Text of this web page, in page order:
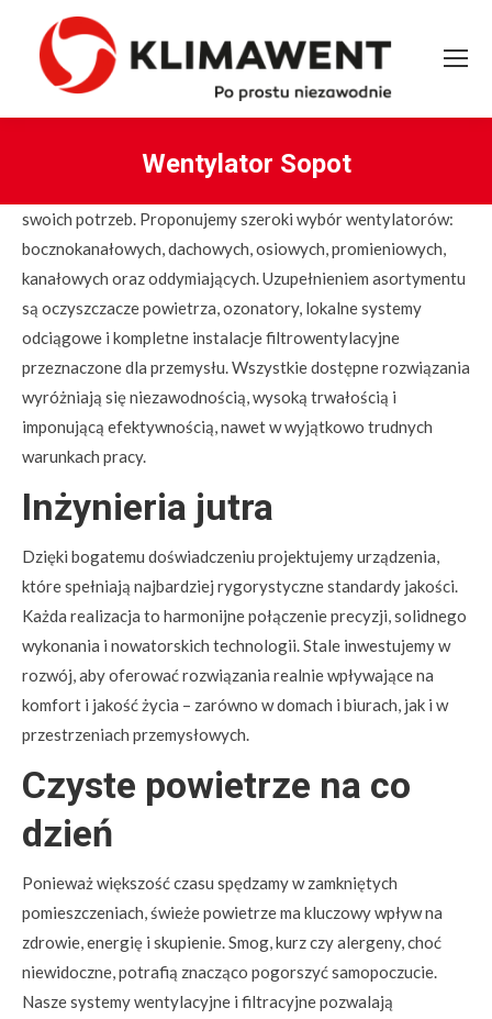
Wentylator Sopot
swoich potrzeb. Proponujemy szeroki wybór wentylatorów:
bocznokanałowych, dachowych, osiowych, promieniowych,
kanałowych oraz oddymiających. Uzupełnieniem asortymentu
są oczyszczacze powietrza, ozonatory, lokalne systemy
odciągowe i kompletne instalacje filtrowentylacyjne
przeznaczone dla przemysłu. Wszystkie dostępne rozwiązania
wyróżniają się niezawodnością, wysoką trwałością i
imponującą efektywnością, nawet w wyjątkowo trudnych
warunkach pracy.
Inżynieria jutra
Dzięki bogatemu doświadczeniu projektujemy urządzenia,
które spełniają najbardziej rygorystyczne standardy jakości.
Każda realizacja to harmonijne połączenie precyzji, solidnego
wykonania i nowatorskich technologii. Stale inwestujemy w
rozwój, aby oferować rozwiązania realnie wpływające na
komfort i jakość życia – zarówno w domach i biurach, jak i w
przestrzeniach przemysłowych.
Czyste powietrze na co
dzień
Ponieważ większość czasu spędzamy w zamkniętych
pomieszczeniach, świeże powietrze ma kluczowy wpływ na
zdrowie, energię i skupienie. Smog, kurz czy alergeny, choć
niewidoczne, potrafią znacząco pogorszyć samopoczucie.
Nasze systemy wentylacyjne i filtracyjne pozwalają